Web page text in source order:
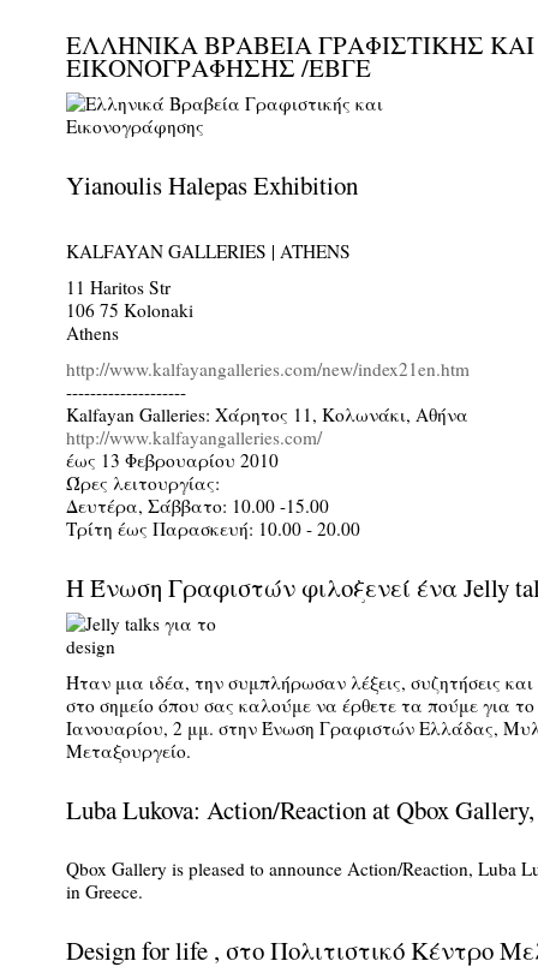
ΕΛΛΗΝΙΚΑ ΒΡΑΒΕΙΑ ΓΡΑΦΙΣΤΙΚΗΣ ΚΑΙ
ΕΙΚΟΝΟΓΡΑΦΗΣΗΣ /EΒΓE
Yianoulis Halepas Exhibition
KALFAYAN GALLERIES | ATHENS
11 Haritos Str
106 75 Kolonaki
Athens
http://www.kalfayangalleries.com/new/index21en.htm
--------------------
Kalfayan Galleries: Χάρητος 11, Κολωνάκι, Αθήνα
http://www.kalfayangalleries.com/
έως 13 Φεβρουαρίου 2010
Ώρες λειτουργίας:
Δευτέρα, Σάββατο: 10.00 -15.00
Τρίτη έως Παρασκευή: 10.00 - 20.00
H Ένωση Γραφιστών φιλοξενεί ένα Jelly
Ήταν μια ιδέα, την συμπλήρωσαν λέξεις, συζητήσεις
στο σημείο όπου σας καλούμε να έρθετε τα πούμε για
Ιανουαρίου, 2 μμ. στην Ένωση Γραφιστών Ελλάδας,
Μεταξουργείο.
Luba Lukova: Action/Reaction at Qbox
Qbox Gallery is pleased to announce Action/Reaction, Luba
in Greece.
Design for life , στο Πολιτιστικό Κέντρο